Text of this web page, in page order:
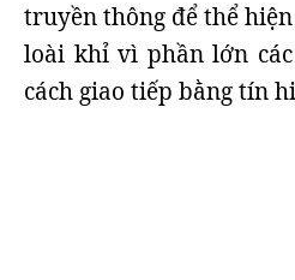
truyền thông để thể
loài khỉ vì phần lớn
cách giao tiếp bằng tín